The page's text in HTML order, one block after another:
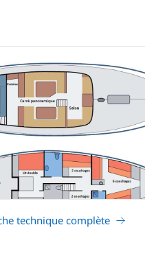
technique complète